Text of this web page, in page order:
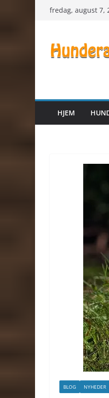
fredag, august 7,
HJEM
BLOG NYHEDER